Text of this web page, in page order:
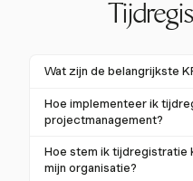
Wat zijn de belangrijkste
De belangrijkste KPI's
benuttingspercentages,
is ideaal, wat zorgt voor
middelen. Het bijhouden
Hoe implementeer ik
projectmanagement?
Om tijdregistratie KPI's
met het definiëren van
Hoe stem ik tijdregistratie
mijn organisatie?